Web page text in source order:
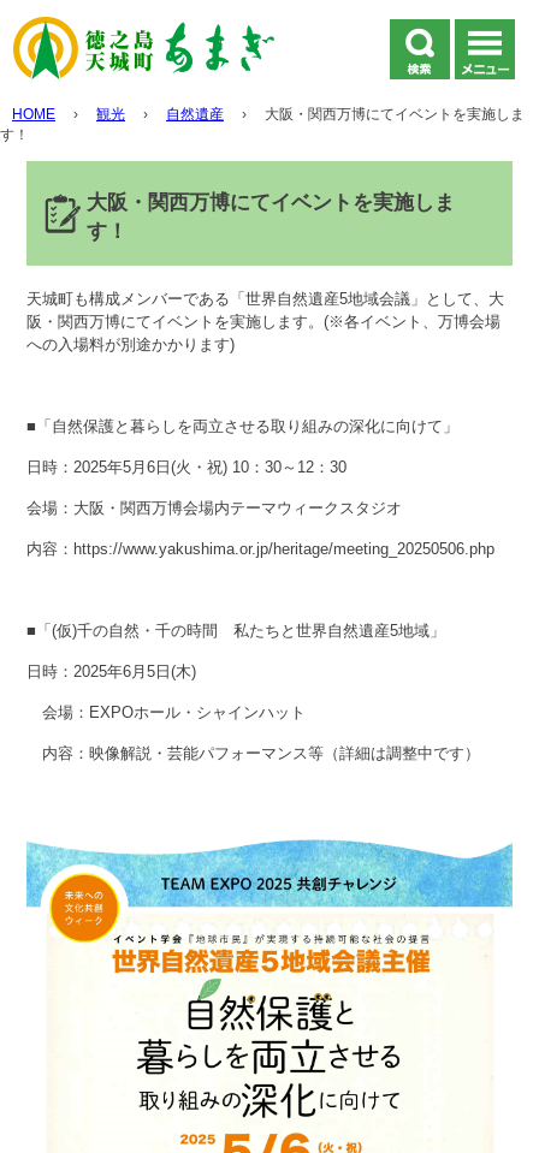
HOME › 観光 › 自然遺産 ›
大阪・関西万博にてイベントを実施しま
す！
大阪・関西万博にてイベントを実施しま
す！
天城町も構成メンバーである「世界自然遺産5地域会議」として、大
阪・関西万博にてイベントを実施します。(※各イベント、万博会場
への入場料が別途かかります)
■「自然保護と暮らしを両立させる取り組みの深化に向けて」
日時：2025年5月6日(火・祝) 10：30～12：30
会場：大阪・関西万博会場内テーマウィークスタジオ
内容：https://www.yakushima.or.jp/heritage/meeting_20250506.php
■「(仮)千の自然・千の時間 私たちと世界自然遺産5地域」
日時：2025年6月5日(木)
会場：EXPOホール・シャインハット
内容：映像解説・芸能パフォーマンス等（詳細は調整中です）